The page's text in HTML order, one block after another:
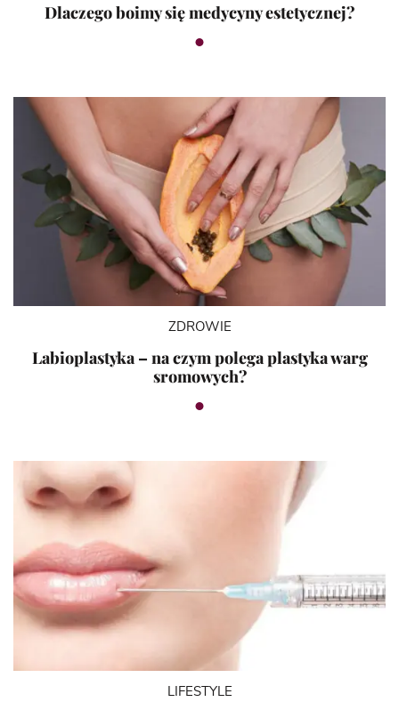
Dlaczego boimy się medycyny estetycznej?
ZDROWIE
Labioplastyka – na czym polega plastyka warg
sromowych?
LIFESTYLE